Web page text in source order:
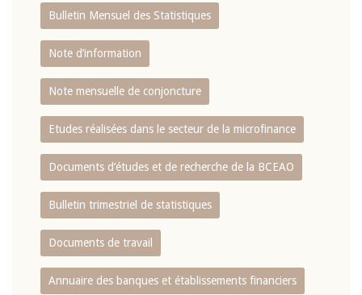
Bulletin Mensuel des Statistiques
Note d’information
Note mensuelle de conjoncture
Etudes réalisées dans le secteur de la microfinance
Documents d’études et de recherche de la BCEAO
Bulletin trimestriel de statistiques
Documents de travail
Annuaire des banques et établissements financiers